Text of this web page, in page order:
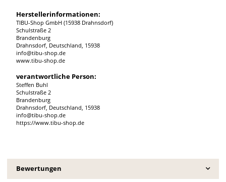
Herstellerinformationen:
TIBU-Shop GmbH (15938 Drahnsdorf)
Schulstraße 2
Brandenburg
Drahnsdorf, Deutschland, 15938
info@tibu-shop.de
www.tibu-shop.de
verantwortliche Person:
Steffen Buhl
Schulstraße 2
Brandenburg
Drahnsdorf, Deutschland, 15938
info@tibu-shop.de
https://www.tibu-shop.de
Bewertungen